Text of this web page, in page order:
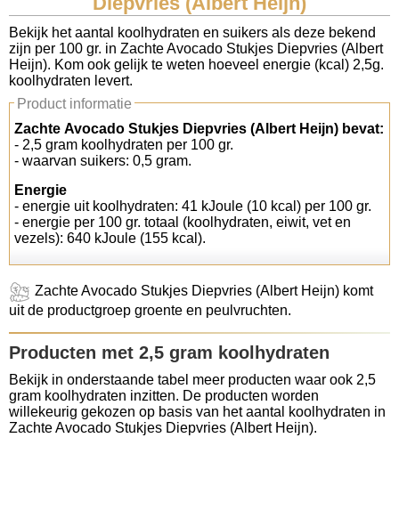
Koolhydraten tellen
Links
Bekijk het aantal koolhydraten en suikers als deze bekend
zijn per 100 gr. in Zachte Avocado Stukjes Diepvries (Albert
Heijn). Kom ook gelijk te weten hoeveel energie (kcal) 2,5g.
koolhydraten levert.
Product informatie
Zachte Avocado Stukjes Diepvries (Albert Heijn) bevat:
- 2,5 gram koolhydraten per 100 gr.
- waarvan suikers: 0,5 gram.
Energie
- energie uit koolhydraten: 41 kJoule (10 kcal) per 100 gr.
- energie per 100 gr. totaal (koolhydraten, eiwit, vet en
vezels): 640 kJoule (155 kcal).
Zachte Avocado Stukjes Diepvries (Albert Heijn) komt
uit de productgroep groente en peulvruchten.
Producten met 2,5 gram koolhydraten
Bekijk in onderstaande tabel meer producten waar ook 2,5
gram koolhydraten inzitten. De producten worden
willekeurig gekozen op basis van het aantal koolhydraten in
Zachte Avocado Stukjes Diepvries (Albert Heijn).